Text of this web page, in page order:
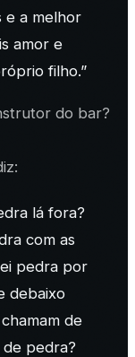
e a melhor
amor e
filho.”
do bar?
lá fora?
com as
pedra por
debaixo
de
pedra?